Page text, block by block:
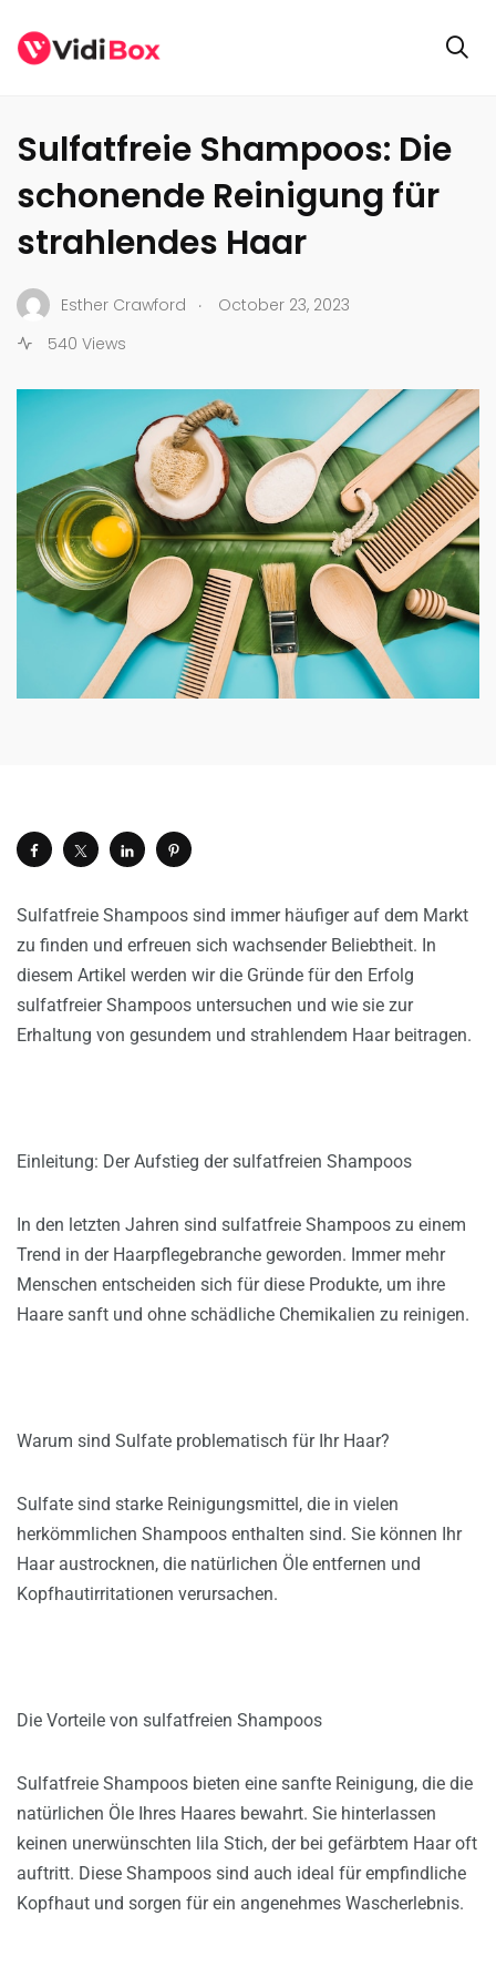
Sulfatfreie Shampoos: Die
schonende Reinigung für
strahlendes Haar
Esther Crawford .
October 23, 2023
540 Views
Sulfatfreie Shampoos sind immer häufiger auf dem Markt
zu finden und erfreuen sich wachsender Beliebtheit. In
diesem Artikel werden wir die Gründe für den Erfolg
sulfatfreier Shampoos untersuchen und wie sie zur
Erhaltung von gesundem und strahlendem Haar beitragen.
Einleitung: Der Aufstieg der sulfatfreien Shampoos
In den letzten Jahren sind sulfatfreie Shampoos zu einem
Trend in der Haarpflegebranche geworden. Immer mehr
Menschen entscheiden sich für diese Produkte, um ihre
Haare sanft und ohne schädliche Chemikalien zu reinigen.
Warum sind Sulfate problematisch für Ihr Haar?
Sulfate sind starke Reinigungsmittel, die in vielen
herkömmlichen Shampoos enthalten sind. Sie können Ihr
Haar austrocknen, die natürlichen Öle entfernen und
Kopfhautirritationen verursachen.
Die Vorteile von sulfatfreien Shampoos
Sulfatfreie Shampoos bieten eine sanfte Reinigung, die die
natürlichen Öle Ihres Haares bewahrt. Sie hinterlassen
keinen unerwünschten lila Stich, der bei gefärbtem Haar oft
auftritt. Diese Shampoos sind auch ideal für empfindliche
Kopfhaut und sorgen für ein angenehmes Wascherlebnis.